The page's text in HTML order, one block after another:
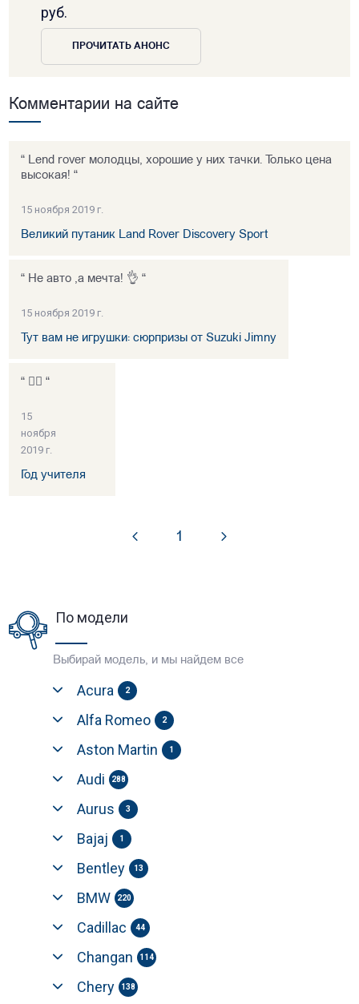
руб.
ПРОЧИТАТЬ АНОНС
Комментарии на сайте
“ Lend rover молодцы, хорошие у них тачки. Только цена
высокая! “
15 ноября 2019 г.
Великий путаник Land Rover Discovery Sport
“ Не авто ,а мечта! 👌 “
15 ноября 2019 г.
Тут вам не игрушки: сюрпризы от Suzuki Jimny
“ 👍🏻 “
15
ноября
2019 г.
Год учителя
1
По модели
Выбирай модель, и мы найдем все
Acura 2
Alfa Romeo 2
Aston Martin 1
Audi 288
Aurus 3
Bajaj 1
Bentley 13
BMW 220
Cadillac 44
Changan 114
Chery 138